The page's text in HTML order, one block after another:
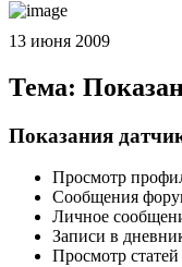
13 июня 2009
Тема:
Показания
Просмотр
Сообщения
Личное
Записи в
Просмотр статей